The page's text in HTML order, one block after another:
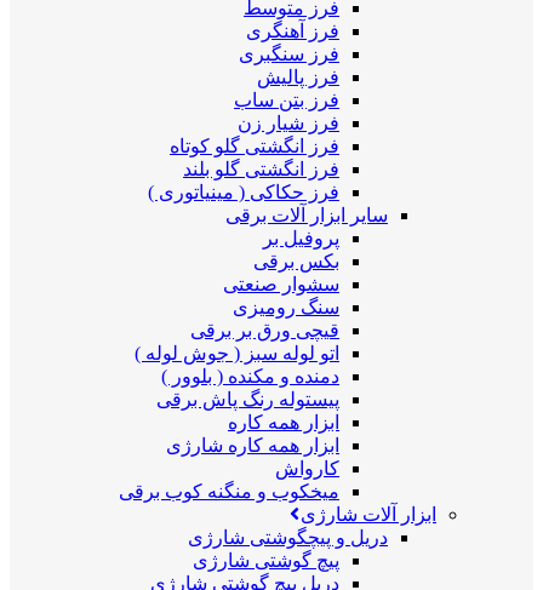
فرز متوسط
فرز آهنگری
فرز سنگبری
فرز پالیش
فرز بتن ساب
فرز شیار زن
فرز انگشتی گلو کوتاه
فرز انگشتی گلو بلند
فرز حکاکی ( مینیاتوری )
سایر ابزار آلات برقی
پروفیل بر
بکس برقی
سشوار صنعتی
سنگ رومیزی
قیچی ورق بر برقی
اتو لوله سبز ( جوش لوله )
دمنده و مکنده ( بلوور )
پیستوله رنگ پاش برقی
ابزار همه کاره
ابزار همه کاره شارژی
کارواش
میخکوب و منگنه کوب برقی
ابزار آلات شارژی
دریل و پیچگوشتی شارژی
پیچ گوشتی شارژی
دریل پیچ گوشتی شارژی